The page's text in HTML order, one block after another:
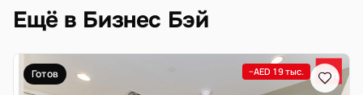
Ещё в Бизнес Бэй
Готов −AED 19 тыс.